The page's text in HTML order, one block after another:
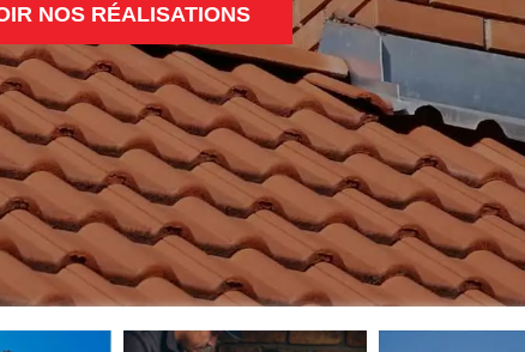
NOS RÉALISATIONS